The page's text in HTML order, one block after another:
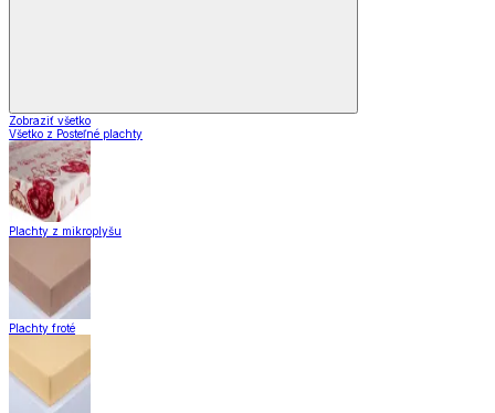
Zobraziť všetko
Všetko z Posteľné plachty
Plachty z mikroplyšu
Plachty froté